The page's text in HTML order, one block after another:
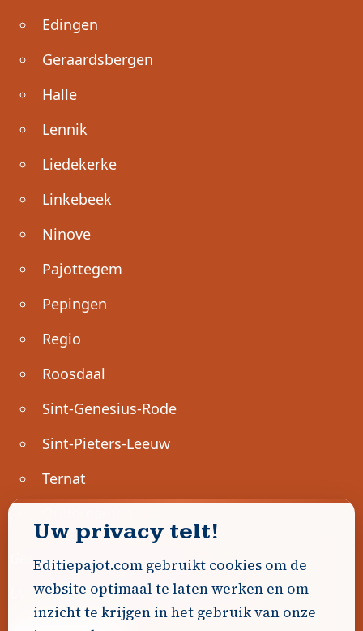
Edingen
Geraardsbergen
Halle
Lennik
Liedekerke
Linkebeek
Ninove
Pajottegem
Pepingen
Regio
Roosdaal
Sint-Genesius-Rode
Sint-Pieters-Leeuw
Ternat
Geen advertenties gevonden.
Uw advertentie hier? Contacteer ons!
Uw privacy telt!
Editiepajot.com gebruikt cookies om de
website optimaal te laten werken en om
inzicht te krijgen in het gebruik van onze